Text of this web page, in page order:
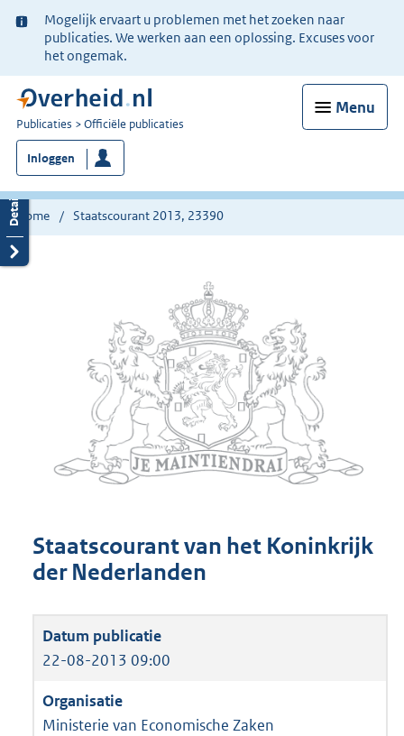
Ter
informatie:
Mogelijk ervaart u problemen met het zoeken naar
publicaties. We werken aan een oplossing. Excuses voor
het ongemak.
Menu
U
bent
nu
hier:
Publicaties Officiële publicaties
Inloggen
Home Staatscourant 2013, 23390
Staatscourant van het Koninkrijk
der Nederlanden
22-08-2013 09:00
Ministerie van Economische Zaken